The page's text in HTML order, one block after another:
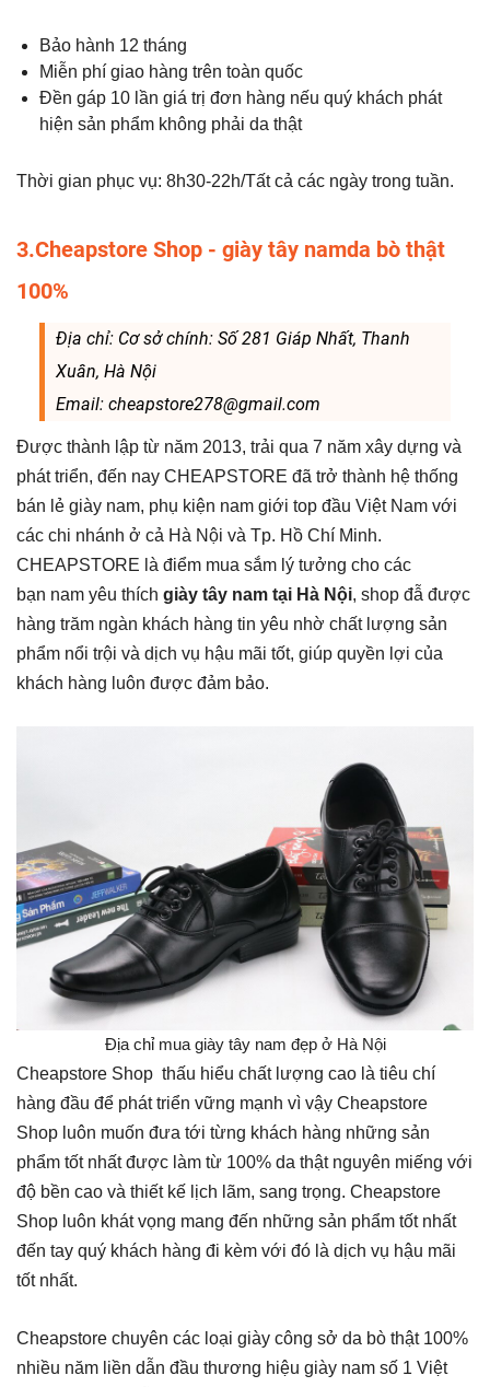
Bảo hành 12 tháng
Miễn phí giao hàng trên toàn quốc
Đền gáp 10 lần giá trị đơn hàng nếu quý khách phát
hiện sản phẩm không phải da thật
Thời gian phục vụ: 8h30-22h/Tất cả các ngày trong tuần.
3.Cheapstore Shop - giày tây namda bò thật
100%
Địa chỉ: Cơ sở chính: Số 281 Giáp Nhất, Thanh
Xuân, Hà Nội
Email: cheapstore278@gmail.com
Được thành lập từ năm 2013, trải qua 7 năm xây dựng và
phát triển, đến nay CHEAPSTORE đã trở thành hệ thống
bán lẻ giày nam, phụ kiện nam giới top đầu Việt Nam với
các chi nhánh ở cả Hà Nội và Tp. Hồ Chí Minh.
CHEAPSTORE là điểm mua sắm lý tưởng cho các
bạn nam yêu thích giày tây nam tại Hà Nội, shop đẫ được
hàng trăm ngàn khách hàng tin yêu nhờ chất lượng sản
phẩm nổi trội và dịch vụ hậu mãi tốt, giúp quyền lợi của
khách hàng luôn được đảm bảo.
Địa chỉ mua giày tây nam đẹp ở Hà Nội
Cheapstore Shop thấu hiểu chất lượng cao là tiêu chí
hàng đầu để phát triển vững mạnh vì vậy Cheapstore
Shop luôn muốn đưa tới từng khách hàng những sản
phẩm tốt nhất được làm từ 100% da thật nguyên miếng với
độ bền cao và thiết kế lịch lãm, sang trọng. Cheapstore
Shop luôn khát vọng mang đến những sản phẩm tốt nhất
đến tay quý khách hàng đi kèm với đó là dịch vụ hậu mãi
tốt nhất.
Cheapstore chuyên các loại giày công sở da bò thật 100%
nhiều năm liền dẫn đầu thương hiệu giày nam số 1 Việt